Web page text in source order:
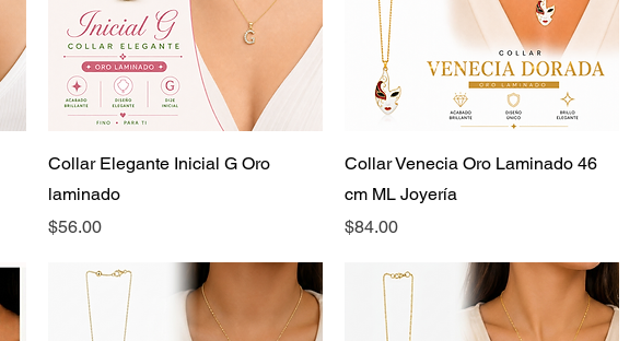
Collar Elegante Inicial G Oro
laminado
Precio
$56.00
Collar Venecia Oro Laminado 46
cm ML Joyería
Precio
$84.00